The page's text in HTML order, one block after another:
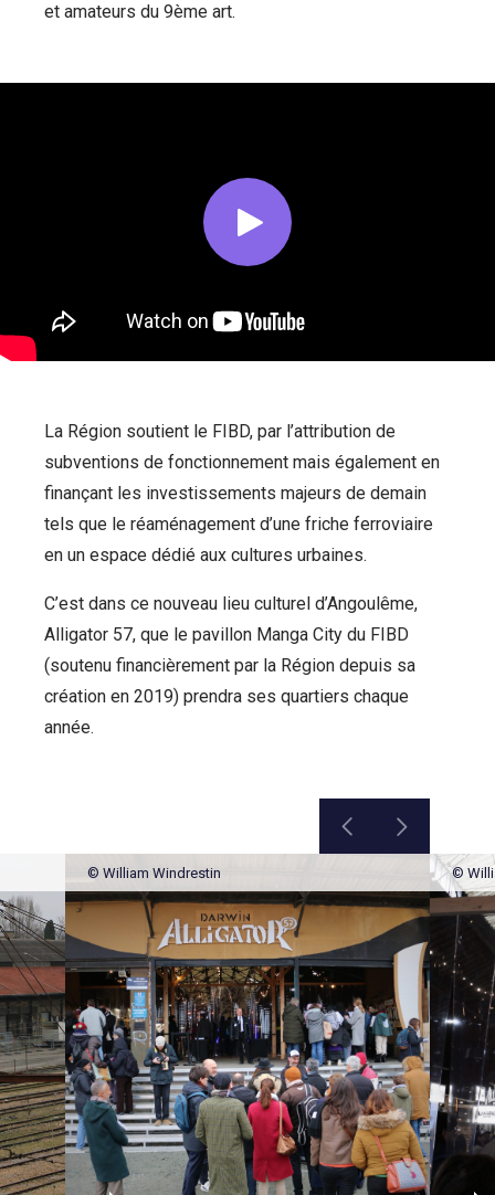
et amateurs du 9ème art.
La Région soutient le FIBD, par l’attribution de
subventions de fonctionnement mais également en
finançant les investissements majeurs de demain
tels que le réaménagement d’une friche ferroviaire
en un espace dédié aux cultures urbaines.
C’est dans ce nouveau lieu culturel d’Angoulême,
Alligator 57, que le pavillon Manga City du FIBD
(soutenu financièrement par la Région depuis sa
création en 2019) prendra ses quartiers chaque
année.
© William Windrestin ©